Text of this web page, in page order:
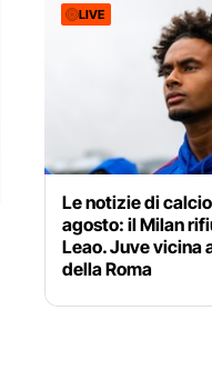
LIVE
Le notizie di
agosto: il Milan
Leao. Juve vicina
della Roma